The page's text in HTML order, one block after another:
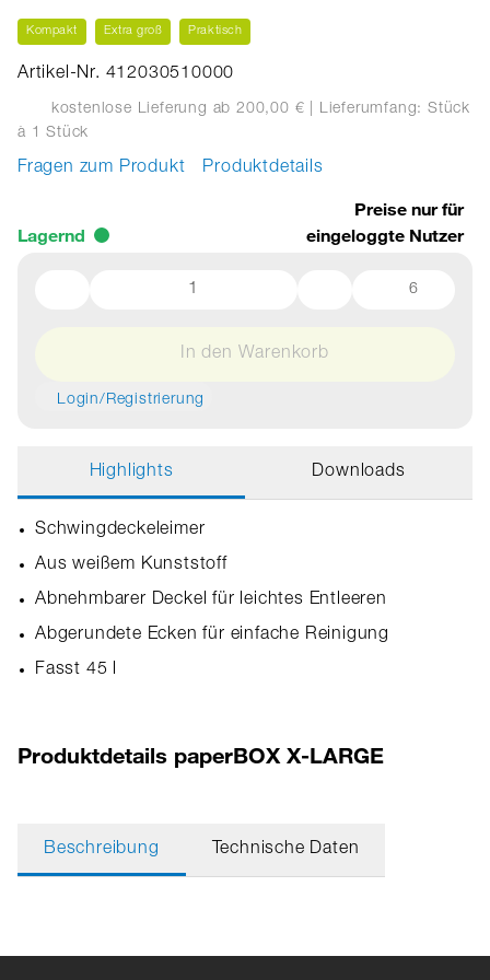
Kompakt Extra groß Praktisch
Artikel-Nr. 412030510000
kostenlose Lieferung ab 200,00 € | Lieferumfang: Stück
à 1 Stück
Fragen zum Produkt Produktdetails
Lagernd
Preise nur für
eingeloggte Nutzer
6
In den Warenkorb
Login/Registrierung
Highlights Downloads
Schwingdeckeleimer
Aus weißem Kunststoff
Abnehmbarer Deckel für leichtes Entleeren
Abgerundete Ecken für einfache Reinigung
Fasst 45 l
Produktdetails paperBOX X-LARGE
Beschreibung Technische Daten